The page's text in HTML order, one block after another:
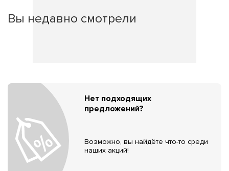
Вы недавно смотрели
Нет подходящих
предложений?
Возможно, вы найдёте что-то среди
наших акций!